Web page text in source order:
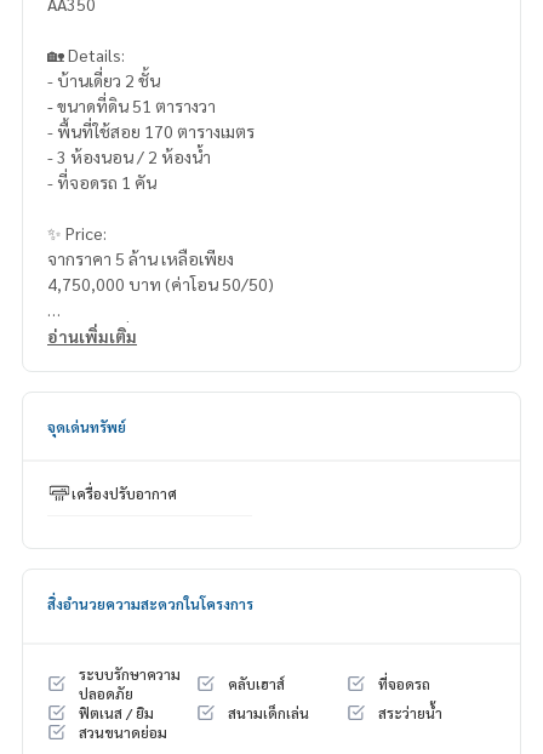
🏡 Details:
- บ้านเดี่ยว 2 ชั้น
- ขนาดที่ดิน 51 ตารางวา
- พื้นที่ใช้สอย 170 ตารางเมตร
- 3 ห้องนอน / 2 ห้องน้ำ
- ที่จอดรถ 1 คัน
✨ Price:
จากราคา 5 ล้าน เหลือเพียง
4,750,000 บาท (ค่าโอน 50/50)
บริการสินเชื่อฟรี! เลือกได้ทุกธนาคาร
📞062-879-5289
✔️ ที่ปรึกษามืออาชีพ ประสบการณ์มากกว่า 6 ปี
✔️ ข้อมูลเชิงลึกโดยผู้เชี่ยวชาญในพื้นที่
📲 Follow us:
www.homerealestateservices.co.th
“HOME - Real Estate Services”
อ่านเพิ่มเติม
จุดเด่นทรัพย์
เครื่องปรับอากาศ
สิ่งอำนวยความสะดวกในโครงการ
ระบบรักษาความ
ปลอดภัย
คลับเฮาส์
ที่จอดรถ
ฟิตเนส / ยิม
สนามเด็กเล่น
สระว่ายน้ำ
สวนขนาดย่อม